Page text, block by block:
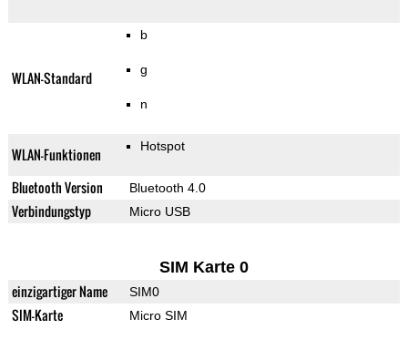
WLAN-Standard
b
g
n
WLAN-Funktionen Hotspot
Bluetooth Version Bluetooth 4.0
Verbindungstyp Micro USB
SIM Karte 0
einzigartiger Name SIM0
SIM-Karte Micro SIM